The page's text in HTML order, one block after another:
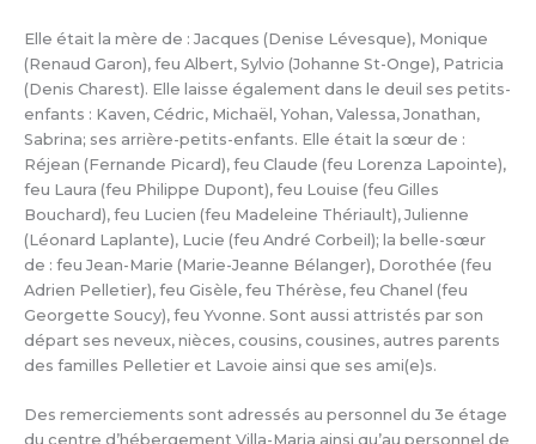
Elle était la mère de : Jacques (Denise Lévesque), Monique
(Renaud Garon), feu Albert, Sylvio (Johanne St-Onge), Patricia
(Denis Charest). Elle laisse également dans le deuil ses petits-
enfants : Kaven, Cédric, Michaël, Yohan, Valessa, Jonathan,
Sabrina; ses arrière-petits-enfants. Elle était la sœur de :
Réjean (Fernande Picard), feu Claude (feu Lorenza Lapointe),
feu Laura (feu Philippe Dupont), feu Louise (feu Gilles
Bouchard), feu Lucien (feu Madeleine Thériault), Julienne
(Léonard Laplante), Lucie (feu André Corbeil); la belle-sœur
de : feu Jean-Marie (Marie-Jeanne Bélanger), Dorothée (feu
Adrien Pelletier), feu Gisèle, feu Thérèse, feu Chanel (feu
Georgette Soucy), feu Yvonne. Sont aussi attristés par son
départ ses neveux, nièces, cousins, cousines, autres parents
des familles Pelletier et Lavoie ainsi que ses ami(e)s.
Des remerciements sont adressés au personnel du 3e étage
du centre d’hébergement Villa-Maria ainsi qu’au personnel de